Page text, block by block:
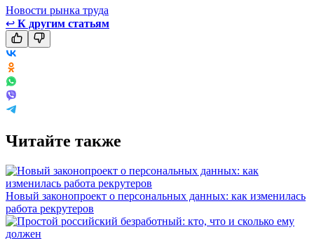
Новости рынка труда
↩ К другим статьям
Читайте также
Новый законопроект о персональных данных: как изменилась
работа рекрутеров